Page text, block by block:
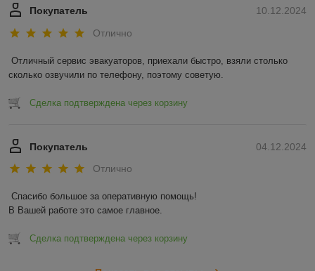
10.12.2024
Покупатель
Отлично
Отличный сервис эвакуаторов, приехали быстро, взяли столько
сколько озвучили по телефону, поэтому советую.
Сделка подтверждена через корзину
04.12.2024
Покупатель
Отлично
Спасибо большое за оперативную помощь!
В Вашей работе это самое главное.
Сделка подтверждена через корзину